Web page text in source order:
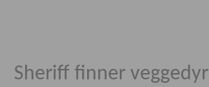
Sheriff finner